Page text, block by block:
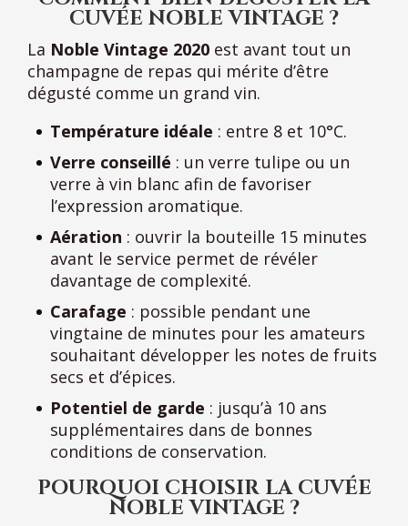
CUVÉE NOBLE VINTAGE ?
La Noble Vintage 2020 est avant tout un
champagne de repas qui mérite d’être
dégusté comme un grand vin.
Température idéale : entre 8 et 10°C.
Verre conseillé : un verre tulipe ou un
verre à vin blanc afin de favoriser
l’expression aromatique.
Aération : ouvrir la bouteille 15 minutes
avant le service permet de révéler
davantage de complexité.
Carafage : possible pendant une
vingtaine de minutes pour les amateurs
souhaitant développer les notes de fruits
secs et d’épices.
Potentiel de garde : jusqu’à 10 ans
supplémentaires dans de bonnes
conditions de conservation.
POURQUOI CHOISIR LA CUVÉE
NOBLE VINTAGE ?